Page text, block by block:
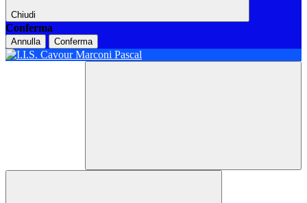
Chiudi
Conferma
Annulla Conferma